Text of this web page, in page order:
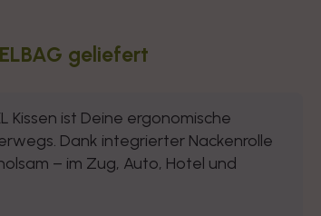
geliefert
Kissen ist Deine ergonomische
Dank integrierter Nackenrolle
– im Zug, Auto, Hotel und